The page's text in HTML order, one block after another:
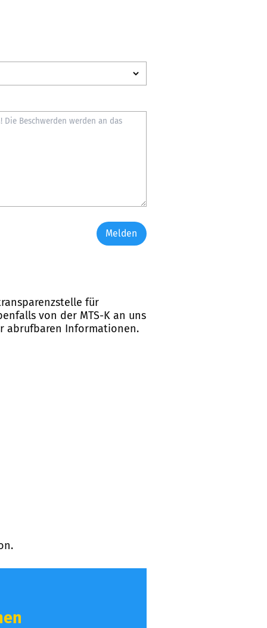
Melden
für
von der MTS-K an uns
abrufbaren Informationen.